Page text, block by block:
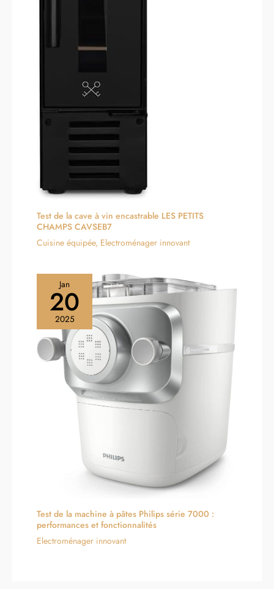
Test de la cave à vin encastrable LES PETITS
CHAMPS CAVSEB7
Cuisine équipée, Electroménager innovant
Jan
20
2025
Test de la machine à pâtes Philips série 7000 :
performances et fonctionnalités
Electroménager innovant